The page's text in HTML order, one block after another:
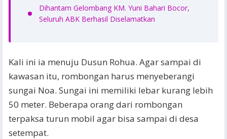
Dihantam Gelombang KM. Yuni Bahari Bocor,
Seluruh ABK Berhasil Diselamatkan
Kali ini ia menuju Dusun Rohua. Agar sampai di
kawasan itu, rombongan harus menyeberangi
sungai Noa. Sungai ini memiliki lebar kurang lebih
50 meter. Beberapa orang dari rombongan
terpaksa turun mobil agar bisa sampai di desa
setempat.